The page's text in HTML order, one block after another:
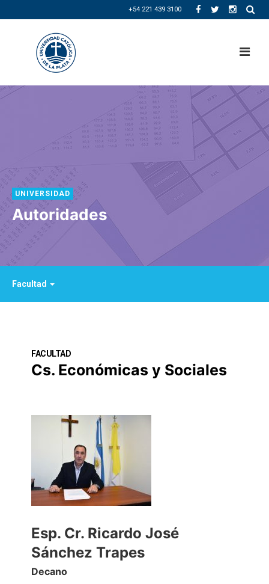
+54 221 439 3100
UNIVERSIDAD
Autoridades
Facultad
FACULTAD
Cs. Económicas y Sociales
Esp. Cr. Ricardo José
Sánchez Trapes
Decano